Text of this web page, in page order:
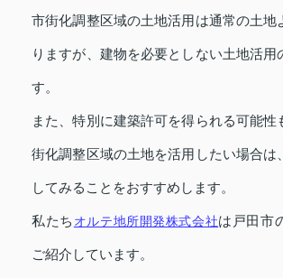
市街化調整区域の土地活用は通常の土地
りますが、建物を必要としない土地活用
す。
また、特別に建築許可を得られる可能性
街化調整区域の土地を活用したい場合は
してみることをおすすめします。
私たち オルテ地所開発株式会社は戸田市
ご紹介しています。